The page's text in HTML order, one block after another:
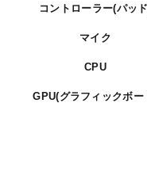
コントローラー(パッ
マイク
CPU
GPU(グラフィックボー